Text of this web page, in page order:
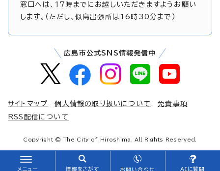
メニュー 情報をさがす お問い合わせ AIに質問
窓口へは、17時までにお越しいただきますようお願い
します。（ただし、似島出張所は16時30分まで）
広島市公式SNS情報発信中
サイトマップ 個人情報の取り扱いについて
免責事項
RSS配信について
Copyright © The City of Hiroshima. All Rights Reserved.